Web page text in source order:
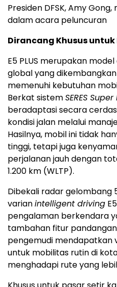
Presiden DFSK, Amy
dalam acara peluncuran
Dirancang Khusus untuk
E5 PLUS merupakan
global yang
memenuhi kebutuhan
Berkat sistemSERES
beradaptasi secara
kondisi jalan melalui
Hasilnya, mobil ini tidak
tinggi, tetapi juga
perjalanan jauh dengan
1.200 km (WLTP).
Dibekali radar gelombang
varianintelligent driving
pengalaman berkendara
tambahan fitur
pengemudi mendapatkan
untuk mobilitas rutin di
menghadapi rute yang